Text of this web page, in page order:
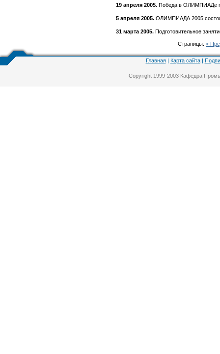
19 апреля 2005. Победа в ОЛИМПИАДе
5 апреля 2005. ОЛИМПИАДА 2005
31 марта 2005. Подготовительное
Страницы: <
Главная| Карта сайта|
Copyright 1999-2003 Кафедра